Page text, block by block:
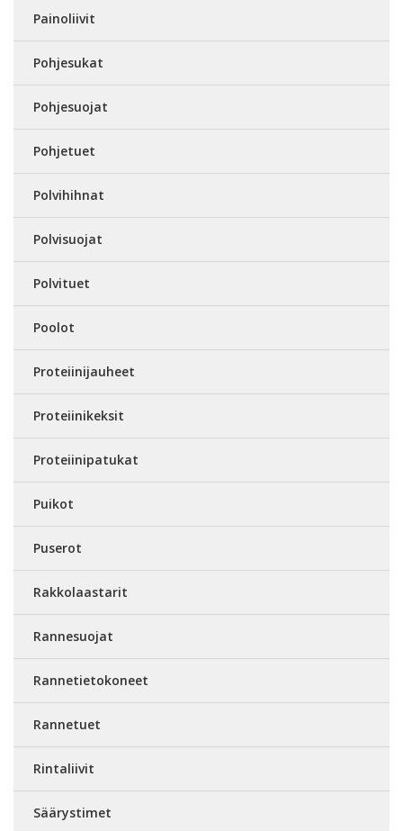
Painoliivit
Pohjesukat
Pohjesuojat
Pohjetuet
Polvihihnat
Polvisuojat
Polvituet
Poolot
Proteiinijauheet
Proteiinikeksit
Proteiinipatukat
Puikot
Puserot
Rakkolaastarit
Rannesuojat
Rannetietokoneet
Rannetuet
Rintaliivit
Säärystimet